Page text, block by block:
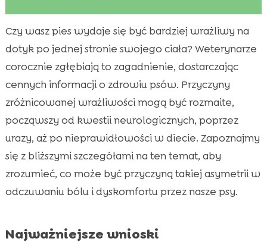
 Wstęp do problemu wrażliwości u psów

Możliwe przyczyny zwiększonej wrażliwości
jednej strony ciała psa
 Znaczenie badań weterynaryjnych
 Typowe objawy, na które należy zwrócić
uwagę
 Rola diety w zdrowiu skóry psów
 Dlaczego jedna strona psa jest wrażliwa?
 Znaczenie odpowiedniej pielęgnacji sierści i
skóry
nadwrażliwością: CricksyDog
Czy wasz pies wydaje się być bardziej wrażliwy na
dotyk po jednej stronie swojego ciała? Weterynarze
corocznie zgłębiają to zagadnienie, dostarczając
cennych informacji o zdrowiu psów. Przyczyny
zróżnicowanej wrażliwości mogą być rozmaite,
począwszy od kwestii neurologicznych, poprzez
urazy, aż po nieprawidłowości w diecie. Zapoznajmy
się z bliższymi szczegółami na ten temat, aby
zrozumieć, co może być przyczyną takiej asymetrii w
odczuwaniu bólu i dyskomfortu przez nasze psy.
Najważniejsze wnioski